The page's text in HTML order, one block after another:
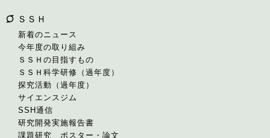
ＳＳＨ
新着のニュース
今年度の取り組み
ＳＳＨの目指すもの
ＳＳＨ科学研修（過年度）
探究活動（過年度）
サイエンスジム
SSH通信
研究開発実施報告書
課題研究 ポスター・論文